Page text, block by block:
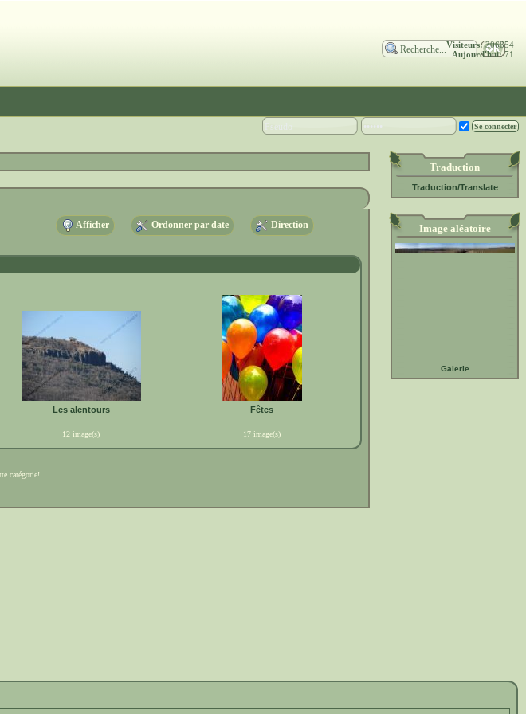
Visiteurs:306854
Aujourd'hui:71
Traduction
Traduction/Translate
Image aléatoire
Galerie
Afficher Ordonner par date Direction
Les alentours
12 image(s)
Fêtes
17 image(s)
catégorie!